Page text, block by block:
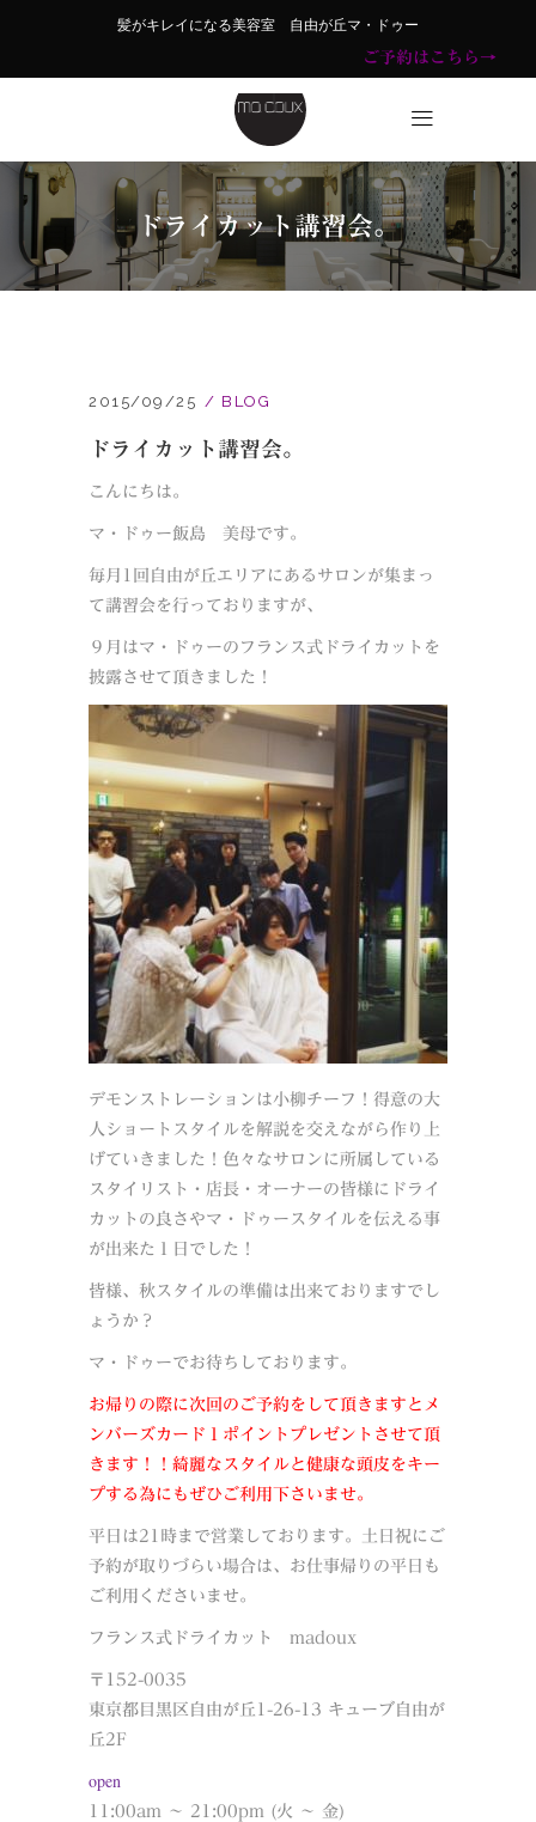
髪がキレイになる美容室 自由が丘マ・ドゥー
ご予約はこちら→
ドライカット講習会。
2015/09/25 BLOG
ドライカット講習会。
こんにちは。
マ・ドゥー飯島 美母です。
毎月1回自由が丘エリアにあるサロンが集まっ
て講習会を行っておりますが、
９月はマ・ドゥーのフランス式ドライカットを
披露させて頂きました！
デモンストレーションは小柳チーフ！得意の大
人ショートスタイルを解説を交えながら作り上
げていきました！色々なサロンに所属している
スタイリスト・店長・オーナーの皆様にドライ
カットの良さやマ・ドゥースタイルを伝える事
が出来た１日でした！
皆様、秋スタイルの準備は出来ておりますでし
ょうか？
マ・ドゥーでお待ちしております。
お帰りの際に次回のご予約をして頂きますとメ
ンバーズカード１ポイントプレゼントさせて頂
きます！！綺麗なスタイルと健康な頭皮をキー
プする為にもぜひご利用下さいませ。
平日は21時まで営業しております。土日祝にご
予約が取りづらい場合は、お仕事帰りの平日も
ご利用くださいませ。
フランス式ドライカット madoux
〒152-0035
東京都目黒区自由が丘1-26-13 キューブ自由が
丘2F
open
11:00am ～ 21:00pm (火 ～ 金)